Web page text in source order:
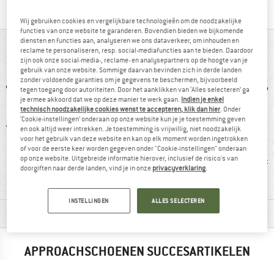
IN EEN OOGOPSLAG
Vibram-zool Stootrand Leer/
MATERIAALGEGEVENS & KENMERKEN
APPROACHSCHOENEN SUCCESARTIKELEN
Wij gebruiken cookies en vergelijkbare technologieën om de noodzakelijke
functies van onze website te garanderen. Bovendien bieden we bijkomende
diensten en functies aan, analyseren we ons dataverkeer, om inhouden en
reclame te personaliseren, resp. social-mediafuncties aan te bieden. Daardoor
zijn ook onze social-media-, reclame- en analysepartners op de hoogte van je
gebruik van onze website. Sommige daarvan bevinden zich in derde landen
zonder voldoende garanties om je gegevens te beschermen, bijvoorbeeld
tegen toegang door autoriteiten. Door het aanklikken van ‘Alles selecteren’ ga
je ermee akkoord dat we op deze manier te werk gaan. Indien je enkel
technisch noodzakelijke cookies wenst te accepteren, klik dan hier. Onder
‘Cookie-instellingen’ onderaan op onze website kun je je toestemming geven
en ook altijd weer intrekken. Je toestemming is vrijwillig, niet noodzakelijk
voor het gebruik van deze website en kan op elk moment worden ingetrokken
of voor de eerste keer worden gegeven onder "Cookie-instellingen" onderaan
op onze website. Uitgebreide informatie hierover, inclusief de risico's van
doorgiften naar derde landen, vind je in onze privacyverklaring.
INSTELLINGEN ALLES SELECTEREN